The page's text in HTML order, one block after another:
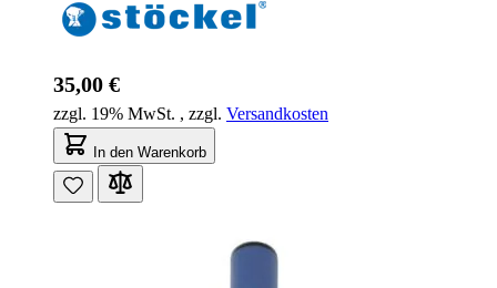
35,00 €
zzgl. 19% MwSt. , zzgl. Versandkosten
In den Warenkorb